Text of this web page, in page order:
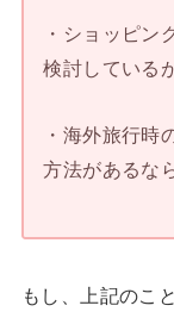
・ショッピン
検討している
・海外旅行時
方法があるな
もし、上記のこ